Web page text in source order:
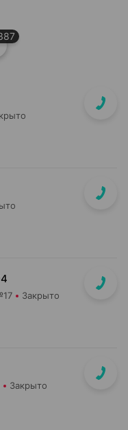
Закрыто
Закрыто